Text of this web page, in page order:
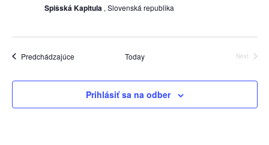
Spišská Kapitula , Slovenská republika
PredchádzajúceUdalosti Today
Next
Prihlásiť sa na odber